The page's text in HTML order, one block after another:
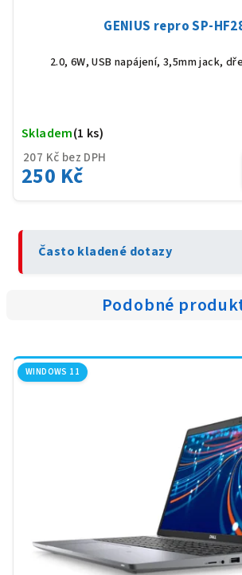
GENIUS repro SP-
2.0, 6W, USB napájení, 3,5mm jack,
207 Kč bez DPH
250 Kč
Skladem(1 ks)
Často kladené dotazy
Podobné
WINDOWS 11